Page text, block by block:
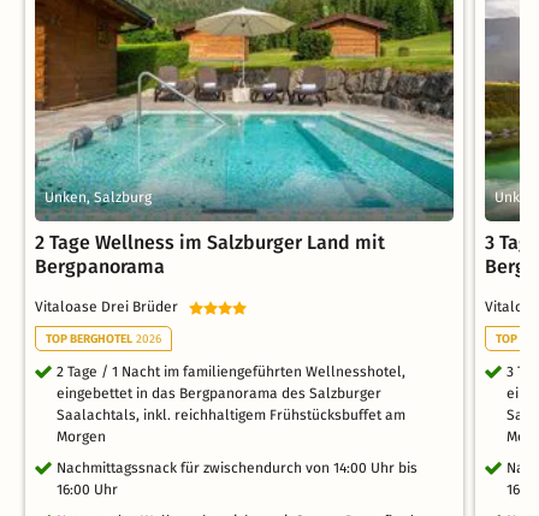
Unken, Salzburg
2 Tage Wellness im Salzburger Land mit
Bergpanorama
Vitaloase Drei Brüder
TOP BERGHOTEL 2026
2 Tage / 1 Nacht im familiengeführten Wellnesshotel,
eingebettet in das Bergpanorama des Salzburger
Saalachtals, inkl. reichhaltigem Frühstücksbuffet am
Morgen
Nachmittagssnack für zwischendurch von 14:00 Uhr bis
16:00 Uhr
3
TOP
3